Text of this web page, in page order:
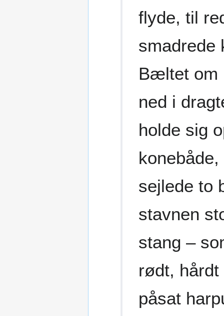
flyde, til
smadrede
Bæltet om
ned i
holde sig
sejlede to
stavnen
stang –
rødt,
påsat